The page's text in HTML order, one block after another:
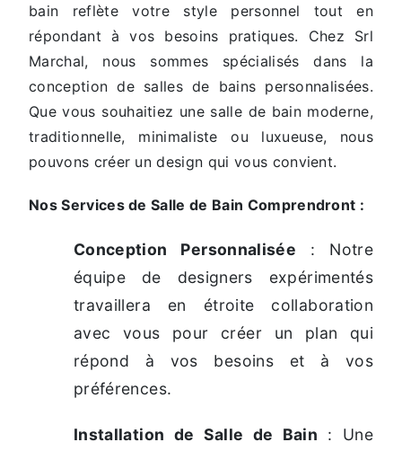
bain reflète votre style personnel tout en
répondant à vos besoins pratiques. Chez Srl
Marchal, nous sommes spécialisés dans la
conception de salles de bains personnalisées.
Que vous souhaitiez une salle de bain moderne,
traditionnelle, minimaliste ou luxueuse, nous
pouvons créer un design qui vous convient.
Nos Services de Salle de Bain Comprendront :
Conception Personnalisée : Notre
équipe de designers expérimentés
travaillera en étroite collaboration
avec vous pour créer un plan qui
répond à vos besoins et à vos
préférences.
Installation de Salle de Bain : Une